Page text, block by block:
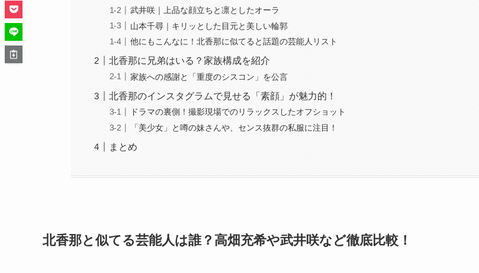
武井咲｜上品な顔立ちと凛としたオーラ
山本千尋｜キリッとした目元と美しい輪郭
他にもこんなに！北香那に似てると話題の芸能人リスト
北香那に兄弟はいる？家族構成を紹介
家族への感謝と「重度のシスコン」を公言
北香那のインスタグラムで見せる「素顔」が魅力的！
ドラマの裏側！撮影現場でのリラックスしたオフショット
「美少女」と噂の妹さんや、センス抜群の私服に注目！
まとめ
北香那と似てる芸能人は誰？高畑充希や武井咲など徹底比較！